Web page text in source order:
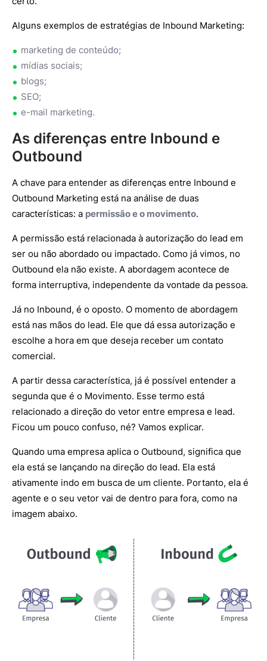
Alguns exemplos de estratégias de Inbound Marketing:
marketing de conteúdo;
mídias sociais;
blogs;
SEO;
e-mail marketing.
As diferenças entre Inbound e
Outbound
A chave para entender as diferenças entre Inbound e
Outbound Marketing está na análise de duas
características: a permissão e o movimento.
A permissão está relacionada à autorização do lead em
ser ou não abordado ou impactado. Como já vimos, no
Outbound ela não existe. A abordagem acontece de
forma interruptiva, independente da vontade da pessoa.
Já no Inbound, é o oposto. O momento de abordagem
está nas mãos do lead. Ele que dá essa autorização e
escolhe a hora em que deseja receber um contato
comercial.
A partir dessa característica, já é possível entender a
segunda que é o Movimento. Esse termo está
relacionado a direção do vetor entre empresa e lead.
Ficou um pouco confuso, né? Vamos explicar.
Quando uma empresa aplica o Outbound, significa que
ela está se lançando na direção do lead. Ela está
ativamente indo em busca de um cliente. Portanto, ela é
agente e o seu vetor vai de dentro para fora, como na
imagem abaixo.